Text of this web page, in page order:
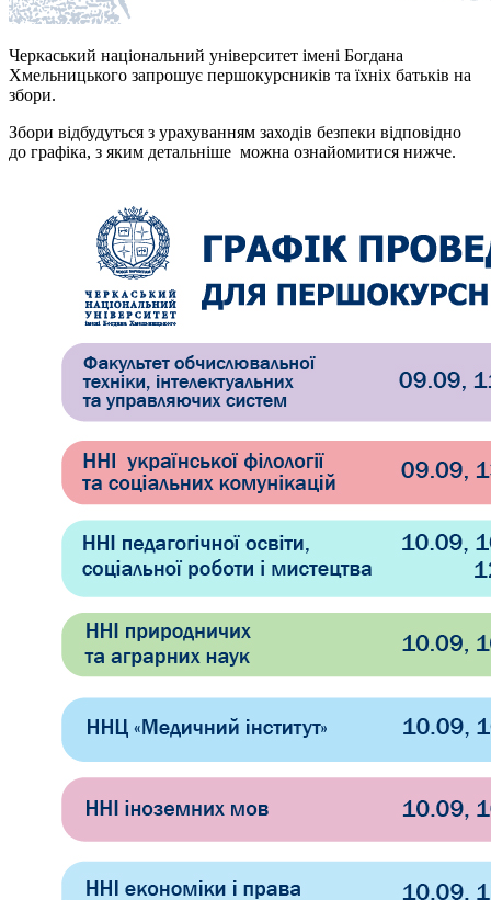
Черкаський національний університет імені Богдана
Хмельницького запрошує першокурсників та їхніх батьків на
збори.
Збори відбудуться з урахуванням заходів безпеки відповідно
до графіка, з яким детальніше можна ознайомитися нижче.